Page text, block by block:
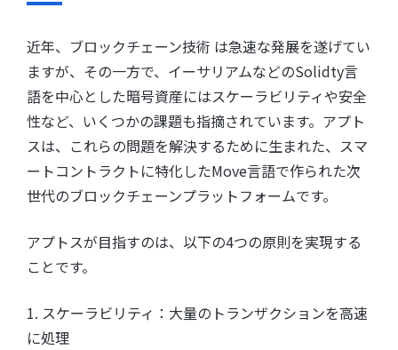
近年、ブロックチェーン技術 は急速な発展を遂げてい
ますが、その一方で、イーサリアムなどのSolidty言
語を中心とした暗号資産にはスケーラビリティや安全
性など、いくつかの課題も指摘されています。アプト
スは、これらの問題を解決するために生まれた、スマ
ートコントラクトに特化したMove言語で作られた次
世代のブロックチェーンプラットフォームです。
アプトスが目指すのは、以下の4つの原則を実現する
ことです。
1. スケーラビリティ：大量のトランザクションを高速
に処理